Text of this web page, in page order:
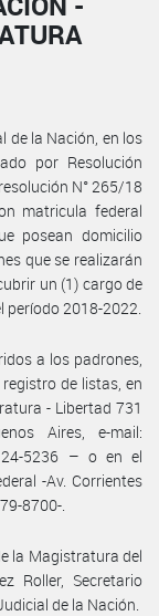
de la Nación, en los
por Resolución
N° 265/18
matricula federal
posean domicilio
que se realizarán
un (1) cargo de
período 2018-2022.
a los padrones,
de listas, en
- Libertad 731
Aires, e-mail:
5236 – o en el
-Av. Corrientes
8700-.
la Magistratura del
Roller, Secretario
de la Nación.